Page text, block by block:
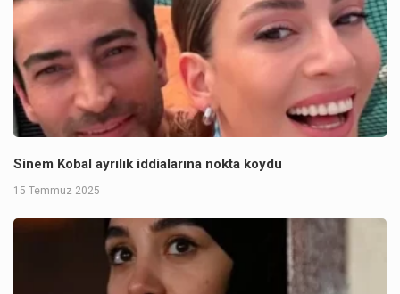
Sinem Kobal ayrılık iddialarına nokta koydu
15 Temmuz 2025